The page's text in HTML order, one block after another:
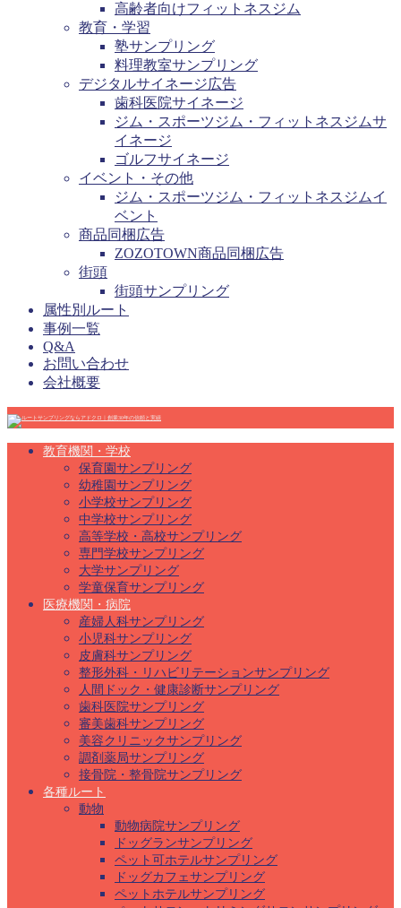
高齢者向けフィットネスジム
教育・学習
塾サンプリング
料理教室サンプリング
デジタルサイネージ広告
歯科医院サイネージ
ジム・スポーツジム・フィットネスジムサ
イネージ
ゴルフサイネージ
イベント・その他
ジム・スポーツジム・フィットネスジムイ
ベント
商品同梱広告
ZOZOTOWN商品同梱広告
街頭
街頭サンプリング
属性別ルート
事例一覧
Q&A
お問い合わせ
会社概要
教育機関・学校
保育園サンプリング
幼稚園サンプリング
小学校サンプリング
中学校サンプリング
高等学校・高校サンプリング
専門学校サンプリング
大学サンプリング
学童保育サンプリング
医療機関・病院
産婦人科サンプリング
小児科サンプリング
皮膚科サンプリング
整形外科・リハビリテーションサンプリング
人間ドック・健康診断サンプリング
歯科医院サンプリング
審美歯科サンプリング
美容クリニックサンプリング
調剤薬局サンプリング
接骨院・整骨院サンプリング
各種ルート
動物
動物病院サンプリング
ドッグランサンプリング
ペット可ホテルサンプリング
ドッグカフェサンプリング
ペットホテルサンプリング